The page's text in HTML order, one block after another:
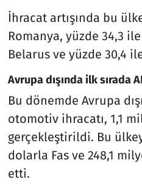
İhracat artışında bu
Romanya, yüzde 34,3
Belarus ve yüzde 30,4
Avrupa dışında ilk sırada
Bu dönemde Avrupa
otomotiv ihracatı, 1,1
gerçekleştirildi. Bu
dolarla Fas ve 248,1
etti.